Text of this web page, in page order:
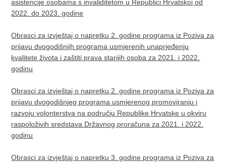
asistencije osobama s invaliditetom u Republici Hrvatskoj od
2022. do 2023. godine
Obrasci za izvještaj o napretku 2. godine programa iz Poziva za
prijavu dvogodišnjih programa usmjerenih unaprjeđenju
kvalitete života i zaštiti prava starijih osoba za 2021. i 2022.
godinu
Obrasci za izvještaj o napretku 2. godine programa iz Poziva za
prijavu dvogodišnjeg programa usmjerenog promoviranju i
razvoju volonterstva na području Republike Hrvatske u okviru
raspoloživih sredstava Državnog proračuna za 2021. i 2022.
godinu
Obrasci za izvještaj o napretku 3. godine programa iz Poziva za